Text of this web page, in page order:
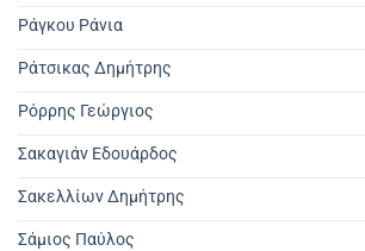
Ράγκου Ράνια
Ράτσικας Δημήτρης
Ρόρρης Γεώργιος
Σακαγιάν Εδουάρδος
Σακελλίων Δημήτρης
Σάμιος Παύλος